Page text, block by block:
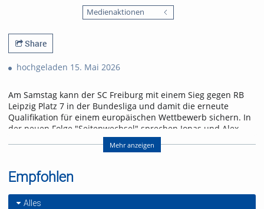
Medienaktionen
Share
hochgeladen 15. Mai 2026
Am Samstag kann der SC Freiburg mit einem Sieg gegen RB
Leipzig Platz 7 in der Bundesliga und damit die erneute
Qualifikation für einem europäischen Wettbewerb sichern. In
der neuen Folge "Seitenwechsel" sprechen Jonas und Alex
über das letzte Heimspiel der Saison und einen Leih-
Referent/in:
Andreas Nagel
Mehr anzeigen
Empfohlen
Alles